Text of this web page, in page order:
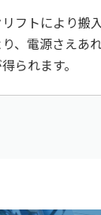
フトにより搬
、電源さえあ
られます。